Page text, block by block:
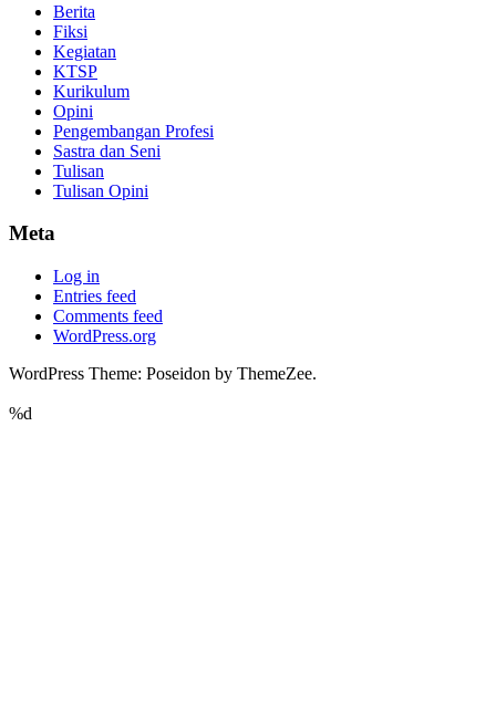
Berita
Fiksi
Kegiatan
KTSP
Kurikulum
Opini
Pengembangan Profesi
Sastra dan Seni
Tulisan
Tulisan Opini
Meta
Log in
Entries feed
Comments feed
WordPress.org
WordPress Theme: Poseidon by ThemeZee.
%d